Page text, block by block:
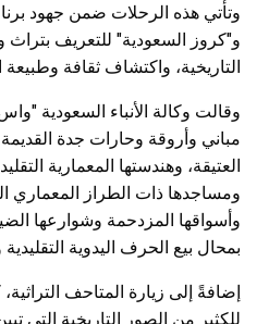
وتأتي هذه الرحلات ضمن جهود
و"كروز السعودية" للتعريف بتراث
التاريخية، واكتشاف ثقافة وطبيعة
وقالت وكالة الأنباء السعودية
مباني وأروقة وحارات جدة
العتيقة، وهندستها المعمارية
ومساجدها ذات الطراز المعماري
وأسواقها المزدحمة وشوارعها
بمحال بيع الحرف اليدوية
إضافةً إلى زيارة المتاحف
للكثير من الصور التاريخية التي